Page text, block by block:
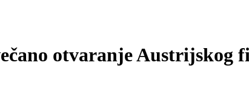
otvaranje Austrijskog